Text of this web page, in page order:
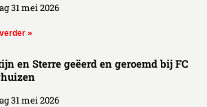
31 mei 2026
»
en Sterre geëerd en geroemd bij FC
31 mei 2026